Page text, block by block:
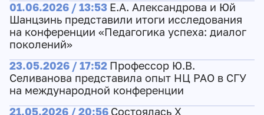
01.06.2026 / 13:53 Е.А. Александрова и Юй
Шанцзинь представили итоги исследования
на конференции «Педагогика успеха: диалог
поколений»
23.05.2026 / 17:52 Профессор Ю.В.
Селиванова представила опыт НЦ РАО в СГУ
на международной конференции
21.05.2026 / 20:56 Состоялась X